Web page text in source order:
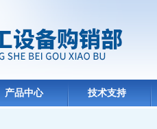
产品中心 技术支持